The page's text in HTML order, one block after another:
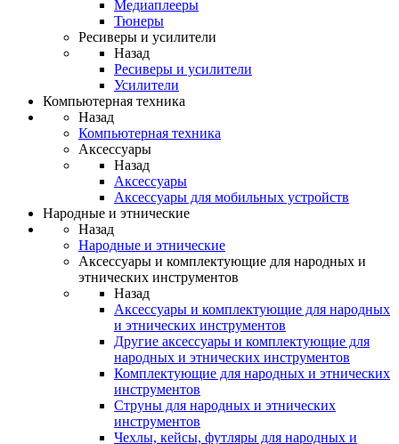
Медиаплееры
Тюнеры
Ресиверы и усилители
Назад
Ресиверы и усилители
Усилители
Компьютерная техника
Назад
Компьютерная техника
Аксессуары
Назад
Аксессуары
Аксессуары для мобильных устройств
Народные и этнические
Назад
Народные и этнические
Аксессуары и комплектующие для народных и
этнических инструментов
Назад
Аксессуары и комплектующие для народных
и этнических инструментов
Другие аксессуары и комплектующие для
народных и этнических инструментов
Комплектующие для народных и этнических
инструментов
Струны для народных и этнических
инструментов
Чехлы, кейсы, футляры для народных и